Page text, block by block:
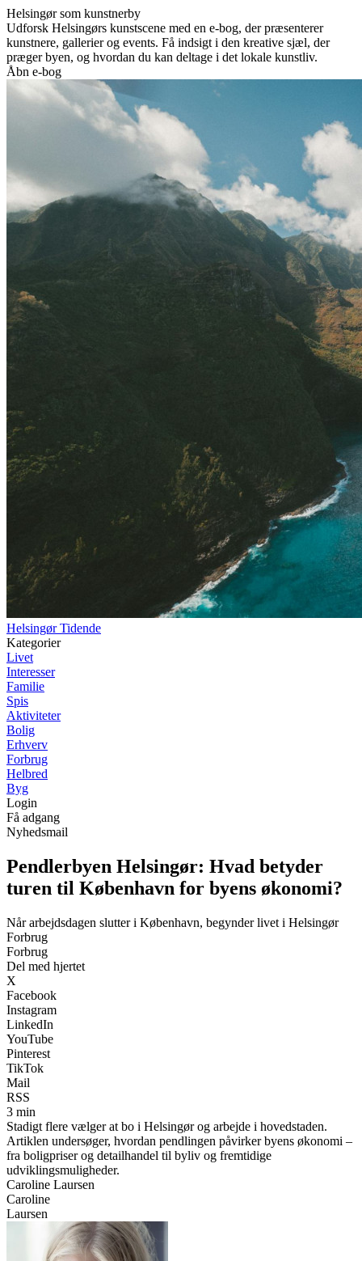
Helsingør som kunstnerby
Udforsk Helsingørs kunstscene med en e-bog, der præsenterer
kunstnere, gallerier og events. Få indsigt i den kreative sjæl, der
præger byen, og hvordan du kan deltage i det lokale kunstliv.
Åbn e-bog
Helsingør Tidende
Kategorier
Livet
Interesser
Familie
Spis
Aktiviteter
Bolig
Erhverv
Forbrug
Helbred
Byg
Login
Få adgang
Nyhedsmail
Pendlerbyen Helsingør: Hvad betyder
turen til København for byens økonomi?
Når arbejdsdagen slutter i København, begynder livet i Helsingør
Forbrug
Forbrug
Del med hjertet
X
Facebook
Instagram
LinkedIn
YouTube
Pinterest
TikTok
Mail
RSS
3 min
Stadigt flere vælger at bo i Helsingør og arbejde i hovedstaden.
Artiklen undersøger, hvordan pendlingen påvirker byens økonomi –
fra boligpriser og detailhandel til byliv og fremtidige
udviklingsmuligheder.
Caroline Laursen
Caroline
Laursen